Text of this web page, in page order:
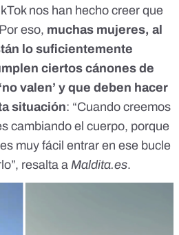
nos han hecho creer que
eso, muchas mujeres, al
lo suficientemente
ciertos cánones de
valen’ y que deben hacer
situación: “Cuando creemos
cambiando el cuerpo, porque
muy fácil entrar en ese bucle
resalta a Maldita.es.